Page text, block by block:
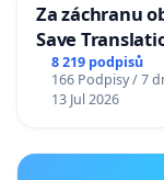
Za záchranu
Save
Charles
8 219 podpisů
166 Podpisy / 7
13 Jul 2026